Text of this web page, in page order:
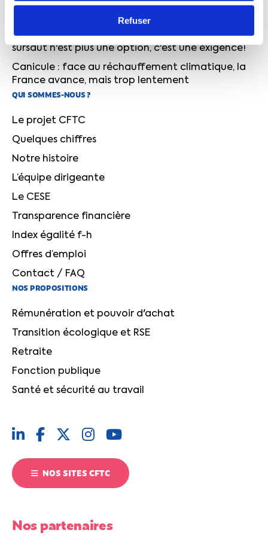
Refuser
l'UCANSS, la CFTC signe un accord d'entreprise
pour protéger les travailleurs
L'édito de Cyril Chabanier : face à l'urgence, le
sursaut n'est plus une option, c'est une exigence!
Canicule : face au réchauffement climatique, la
France avance, mais trop lentement
QUI SOMMES-NOUS ?
Le projet CFTC
Quelques chiffres
Notre histoire
L’équipe dirigeante
Le CESE
Transparence financière
Index égalité f-h
Offres d’emploi
Contact / FAQ
NOS PROPOSITIONS
Rémunération et pouvoir d'achat
Transition écologique et RSE
Retraite
Fonction publique
Santé et sécurité au travail
NOS SITES CFTC
Nos partenaires